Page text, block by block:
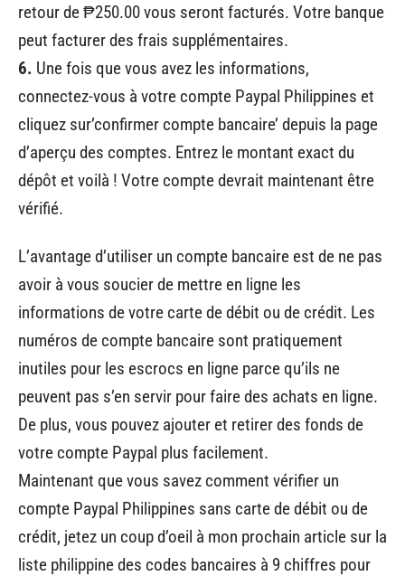
retour de ₱250.00 vous seront facturés. Votre banque
peut facturer des frais supplémentaires.
6. Une fois que vous avez les informations,
connectez-vous à votre compte Paypal Philippines et
cliquez sur’confirmer compte bancaire’ depuis la page
d’aperçu des comptes. Entrez le montant exact du
dépôt et voilà ! Votre compte devrait maintenant être
vérifié.
L’avantage d’utiliser un compte bancaire est de ne pas
avoir à vous soucier de mettre en ligne les
informations de votre carte de débit ou de crédit. Les
numéros de compte bancaire sont pratiquement
inutiles pour les escrocs en ligne parce qu’ils ne
peuvent pas s’en servir pour faire des achats en ligne.
De plus, vous pouvez ajouter et retirer des fonds de
votre compte Paypal plus facilement.
Maintenant que vous savez comment vérifier un
compte Paypal Philippines sans carte de débit ou de
crédit, jetez un coup d’oeil à mon prochain article sur la
liste philippine des codes bancaires à 9 chiffres pour